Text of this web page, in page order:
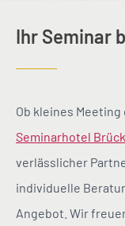
Ihr Seminar
Ob kleines Meeting
Seminarhotel
verlässlicher
individuelle
Angebot. Wir